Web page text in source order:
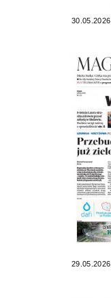
30.05.2026
29.05.2026